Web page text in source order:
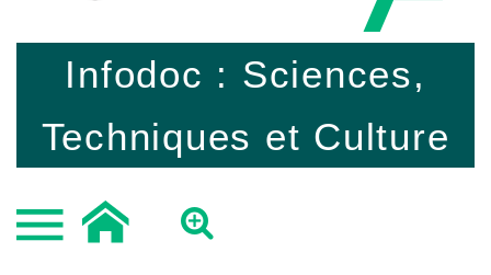
Infodoc : Sciences,
Techniques et Culture